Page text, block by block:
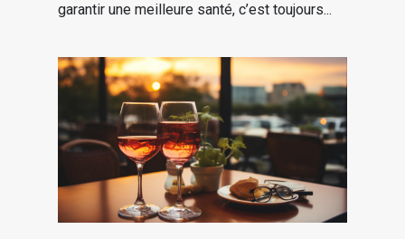
garantir une meilleure santé, c’est toujours...